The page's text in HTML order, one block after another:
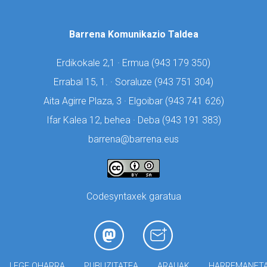
Barrena Komunikazio Taldea
Erdikokale 2,1 · Ermua (943 179 350)
Errabal 15, 1. · Soraluze (943 751 304)
Aita Agirre Plaza, 3 · Elgoibar (943 741 626)
Ifar Kalea 12, behea · Deba (943 191 383)
barrena@barrena.eus
Codesyntaxek garatua